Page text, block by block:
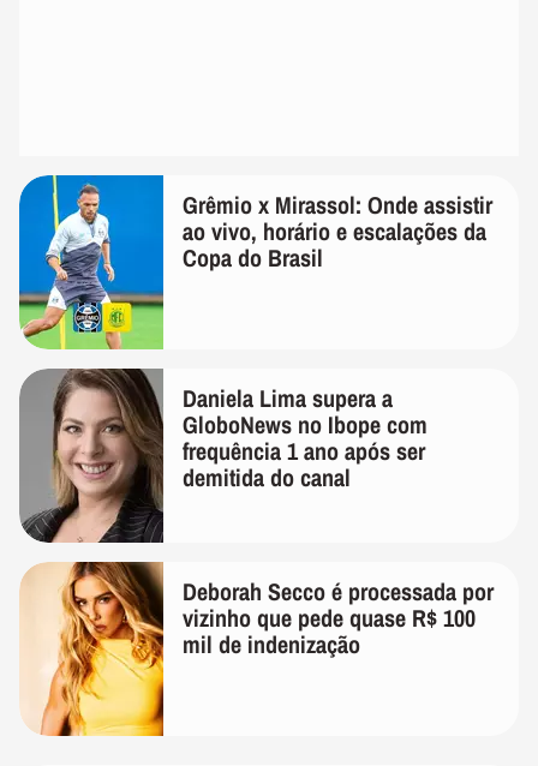
Grêmio x Mirassol: Onde assistir
ao vivo, horário e escalações da
Copa do Brasil
Daniela Lima supera a
GloboNews no Ibope com
frequência 1 ano após ser
demitida do canal
Deborah Secco é processada por
vizinho que pede quase R$ 100
mil de indenização